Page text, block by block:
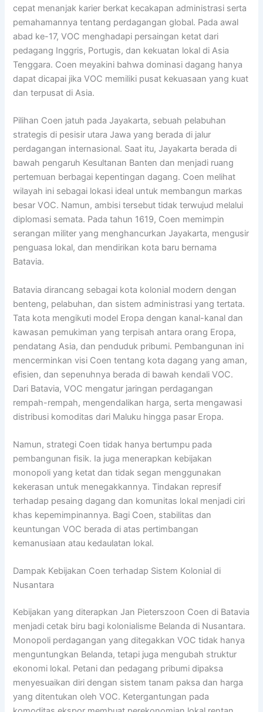
cepat menanjak karier berkat kecakapan administrasi serta
pemahamannya tentang perdagangan global. Pada awal
abad ke-17, VOC menghadapi persaingan ketat dari
pedagang Inggris, Portugis, dan kekuatan lokal di Asia
Tenggara. Coen meyakini bahwa dominasi dagang hanya
dapat dicapai jika VOC memiliki pusat kekuasaan yang kuat
dan terpusat di Asia.
Pilihan Coen jatuh pada Jayakarta, sebuah pelabuhan
strategis di pesisir utara Jawa yang berada di jalur
perdagangan internasional. Saat itu, Jayakarta berada di
bawah pengaruh Kesultanan Banten dan menjadi ruang
pertemuan berbagai kepentingan dagang. Coen melihat
wilayah ini sebagai lokasi ideal untuk membangun markas
besar VOC. Namun, ambisi tersebut tidak terwujud melalui
diplomasi semata. Pada tahun 1619, Coen memimpin
serangan militer yang menghancurkan Jayakarta, mengusir
penguasa lokal, dan mendirikan kota baru bernama
Batavia.
Batavia dirancang sebagai kota kolonial modern dengan
benteng, pelabuhan, dan sistem administrasi yang tertata.
Tata kota mengikuti model Eropa dengan kanal-kanal dan
kawasan pemukiman yang terpisah antara orang Eropa,
pendatang Asia, dan penduduk pribumi. Pembangunan ini
mencerminkan visi Coen tentang kota dagang yang aman,
efisien, dan sepenuhnya berada di bawah kendali VOC.
Dari Batavia, VOC mengatur jaringan perdagangan
rempah-rempah, mengendalikan harga, serta mengawasi
distribusi komoditas dari Maluku hingga pasar Eropa.
Namun, strategi Coen tidak hanya bertumpu pada
pembangunan fisik. Ia juga menerapkan kebijakan
monopoli yang ketat dan tidak segan menggunakan
kekerasan untuk menegakkannya. Tindakan represif
terhadap pesaing dagang dan komunitas lokal menjadi ciri
khas kepemimpinannya. Bagi Coen, stabilitas dan
keuntungan VOC berada di atas pertimbangan
kemanusiaan atau kedaulatan lokal.
Dampak Kebijakan Coen terhadap Sistem Kolonial di
Nusantara
Kebijakan yang diterapkan Jan Pieterszoon Coen di Batavia
menjadi cetak biru bagi kolonialisme Belanda di Nusantara.
Monopoli perdagangan yang ditegakkan VOC tidak hanya
menguntungkan Belanda, tetapi juga mengubah struktur
ekonomi lokal. Petani dan pedagang pribumi dipaksa
menyesuaikan diri dengan sistem tanam paksa dan harga
yang ditentukan oleh VOC. Ketergantungan pada